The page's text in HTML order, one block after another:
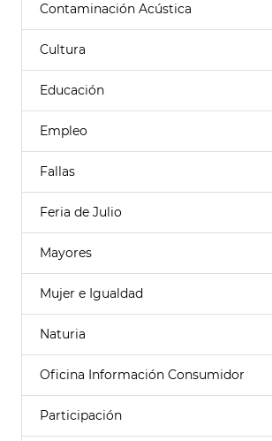
Contaminación Acústica
Cultura
Educación
Empleo
Fallas
Feria de Julio
Mayores
Mujer e Igualdad
Naturia
Oficina Información Consumidor
Participación